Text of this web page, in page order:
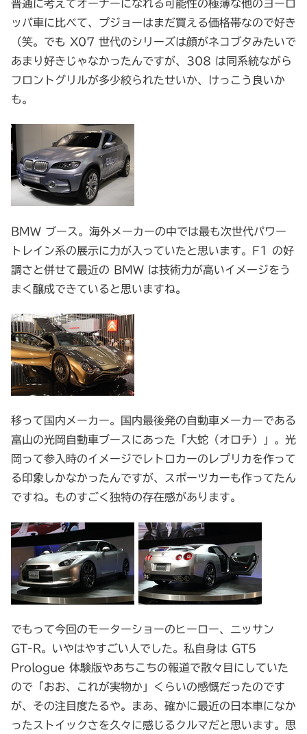
普通に考えてオーナーになれる可能性の極薄な他のヨーロ
ッパ車に比べて、プジョーはまだ買える価格帯なので好き
（笑。でも X07 世代のシリーズは顔がネコブタみたいで
あまり好きじゃなかったんですが、308 は同系統ながら
フロントグリルが多少絞られたせいか、けっこう良いか
も。
BMW ブース。海外メーカーの中では最も次世代パワー
トレイン系の展示に力が入っていたと思います。F1 の好
調さと併せて最近の BMW は技術力が高いイメージをう
まく醸成できていると思いますね。
移って国内メーカー。国内最後発の自動車メーカーである
富山の光岡自動車ブースにあった「大蛇（オロチ）」。光
岡って参入時のイメージでレトロカーのレプリカを作って
る印象しかなかったんですが、スポーツカーも作ってたん
ですね。ものすごく独特の存在感があります。
でもって今回のモーターショーのヒーロー、ニッサン
GT-R。いやはやすごい人でした。私自身は GT5
Prologue 体験版やあちこちの報道で散々目にしていた
ので「おお、これが実物か」くらいの感慨だったのです
が、その注目度たるや。まあ、確かに最近の日本車になか
ったストイックさを久々に感じるクルマだと思います。思